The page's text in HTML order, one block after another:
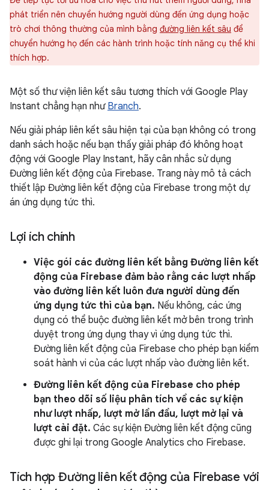
phát triển nên chuyển hướng người dùng đến ứng dụng hoặc
trò chơi thông thường của mình bằng đường liên kết sâu để
chuyển hướng họ đến các hành trình hoặc tính năng cụ thể khi
thích hợp.
Một số thư viện liên kết sâu tương thích với Google Play
Instant chẳng hạn như Branch.
Nếu giải pháp liên kết sâu hiện tại của bạn không có trong
danh sách hoặc nếu bạn thấy giải pháp đó không hoạt
động với Google Play Instant, hãy cân nhắc sử dụng
Đường liên kết động của Firebase. Trang này mô tả cách
thiết lập Đường liên kết động của Firebase trong một dự
án ứng dụng tức thì.
Lợi ích chính
Việc gói các đường liên kết bằng Đường liên kết
động của Firebase đảm bảo rằng các lượt nhấp
vào đường liên kết luôn đưa người dùng đến
ứng dụng tức thì của bạn. Nếu không, các ứng
dụng có thể buộc đường liên kết mở bên trong trình
duyệt trong ứng dụng thay vì ứng dụng tức thì.
Đường liên kết động của Firebase cho phép bạn kiểm
soát hành vi của các lượt nhấp vào đường liên kết.
Đường liên kết động của Firebase cho phép
bạn theo dõi số liệu phân tích về các sự kiện
như lượt nhấp, lượt mở lần đầu, lượt mở lại và
lượt cài đặt. Các sự kiện Đường liên kết động cũng
được ghi lại trong Google Analytics cho Firebase.
Tích hợp Đường liên kết động của Firebase với